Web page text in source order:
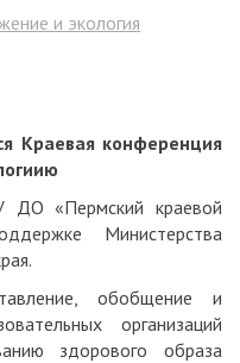
и экология
Краевая конференция
ДО «Пермский краевой
Министерства
обобщение и
организаций
здорового образа